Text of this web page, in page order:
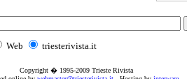
Web triesterivista.it
Copyright � 1995-2009 Trieste Rivista